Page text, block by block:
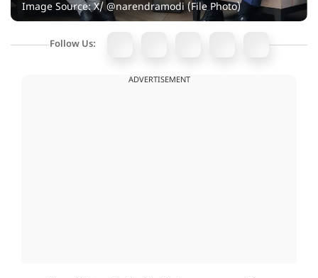
Image Source: X/ @narendramodi (File Photo)
Follow Us:
ADVERTISEMENT